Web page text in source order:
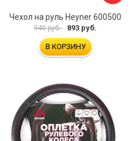
Чехол на руль Heyner 600500
940 руб. 893 руб.
В КОРЗИНУ